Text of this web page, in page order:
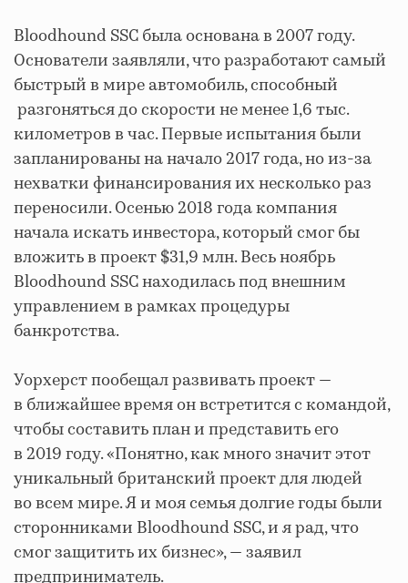
Bloodhound SSC была основана в 2007 году.
Основатели заявляли, что разработают самый
быстрый в мире автомобиль, способный
разгоняться до скорости не менее 1,6 тыс.
километров в час. Первые испытания были
запланированы на начало 2017 года, но из-за
нехватки финансирования их несколько раз
переносили. Осенью 2018 года компания
начала искать инвестора, который смог бы
вложить в проект $31,9 млн. Весь ноябрь
Bloodhound SSC находилась под внешним
управлением в рамках процедуры
банкротства.
Уорхерст пообещал развивать проект —
в ближайшее время он встретится с командой,
чтобы составить план и представить его
в 2019 году. «Понятно, как много значит этот
уникальный британский проект для людей
во всем мире. Я и моя семья долгие годы были
сторонниками Bloodhound SSC, и я рад, что
смог защитить их бизнес», — заявил
предприниматель.